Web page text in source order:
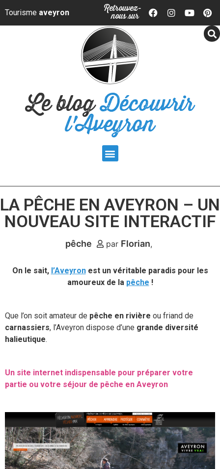
Panneau de gestion des cookies
Tourisme aveyron Retrouvez-
nous sur
Le blogDécouvrir
l'Aveyron
LA PÊCHE EN AVEYRON – UN
NOUVEAU SITE INTERACTIF
pêche par Florian
On le sait, l’Aveyronest un véritable paradis pour les
amoureux de la pêche !
Que l’on soit amateur de pêche en rivière ou friand de
carnassiers, l’Aveyron dispose d’une grande diversité
halieutique.
Un site internet indispensable pour préparer votre
partie ou votre séjour de pêche en Aveyron